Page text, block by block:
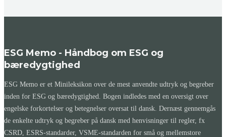
ESG Memo - Håndbog om ESG og
bæredygtighed
ESG Memo er et Minileksikon over de mest anvendte udtryk og begreber
inden for ESG og bæredygtighed. Bogen indledes med en oversigt over
engelske forkortelser og betegnelser oversat til dansk. Dernæst gennemgås
de enkelte udtryk og begreber på dansk med henvisninger til regler, fx
CSRD, ESRS-standarder, VSME-standarden for små og mellemstore